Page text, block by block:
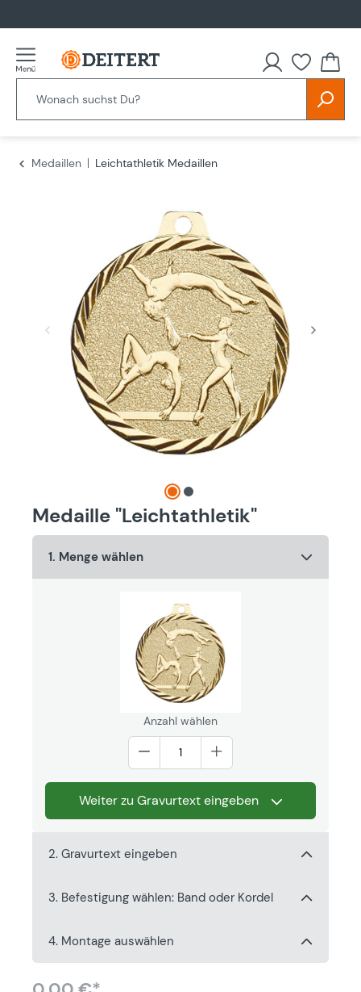
Du
Medaillen Leichtathletik Medaillen
Medaille "Leichtathletik"
1. Menge wählen
Anzahl wählen
Weiter zu Gravurtext eingeben
2. Gravurtext eingeben
3. Befestigung wählen: Band oder Kordel
4. Montage auswählen